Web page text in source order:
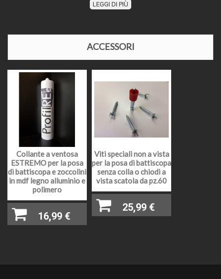
con diciture diverse da MERCE PRONTO
evaso 2 giorni lavorativi) ai tempi dell'affidamento al
corriere richiesto, oppure contattarci
telefonicamente o via mail per disponibilità e relativi
tempi di affidamento al corriere. Nel periodo di
Agosto e nelle festività natalizie l'affidamento della
merce ai corrieri potrebbe slittare causa chiusura
impianti di produzione o festività in essere.
PREZZI E IVA
Il prezzo come indicato, si intende al metro lineare
(salvo indicazioni diverse) e comprensivo di iva al
22%, il prodotto facendo parte dei prodotti definiti
"materia prima" ed essendo una sola cessione
senza la posa in opera, deve essere assoggettato
con iva al 22%, non è possibile avere un iva
agevolata ma è possibile inserirlo nella detrazione
fiscale.
DESCRIZIONE
Battiscopa in multistrato impiallacciato vero legno di
MATERIALE Multistrato di legno
LEGGI DI PIÙ
ACCESSORI
Collante a ventosa
ESTREMO per la posa
di battiscopa e zoccolini
in mdf legno alluminio e
polimero
16,99 €
Viti speciali non a vista
per la posa di battiscopa
senza colla o chiodi a
vista scatola da pz.60
25,99 €